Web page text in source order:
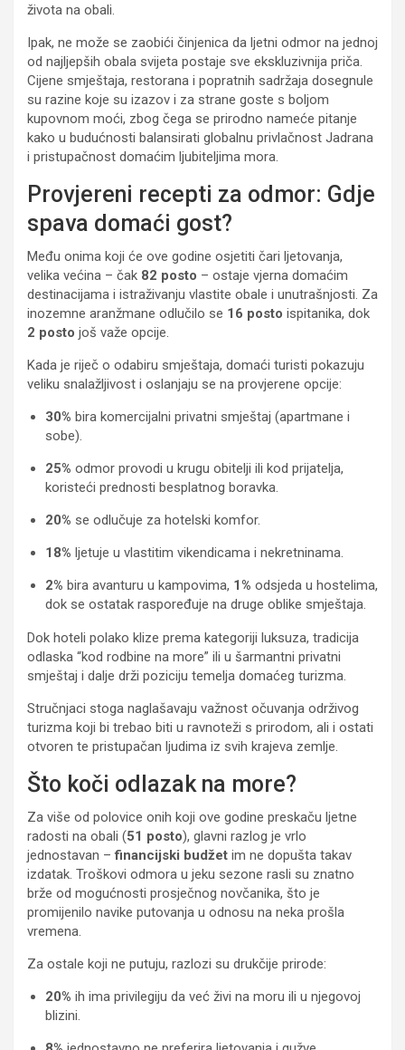
života na obali.
Ipak, ne može se zaobići činjenica da ljetni odmor na jednoj
od najljepših obala svijeta postaje sve ekskluzivnija priča.
Cijene smještaja, restorana i popratnih sadržaja dosegnule
su razine koje su izazov i za strane goste s boljom
kupovnom moći, zbog čega se prirodno nameće pitanje
kako u budućnosti balansirati globalnu privlačnost Jadrana
i pristupačnost domaćim ljubiteljima mora.
Provjereni recepti za odmor: Gdje
spava domaći gost?
Među onima koji će ove godine osjetiti čari ljetovanja,
velika većina – čak 82 posto – ostaje vjerna domaćim
destinacijama i istraživanju vlastite obale i unutrašnjosti. Za
inozemne aranžmane odlučilo se 16 posto ispitanika, dok
2 posto još važe opcije.
Kada je riječ o odabiru smještaja, domaći turisti pokazuju
veliku snalažljivost i oslanjaju se na provjerene opcije:
30% bira komercijalni privatni smještaj (apartmane i
sobe).
25% odmor provodi u krugu obitelji ili kod prijatelja,
koristeći prednosti besplatnog boravka.
20% se odlučuje za hotelski komfor.
18% ljetuje u vlastitim vikendicama i nekretninama.
2% bira avanturu u kampovima, 1% odsjeda u hostelima,
dok se ostatak raspoređuje na druge oblike smještaja.
Dok hoteli polako klize prema kategoriji luksuza, tradicija
odlaska “kod rodbine na more” ili u šarmantni privatni
smještaj i dalje drži poziciju temelja domaćeg turizma.
Stručnjaci stoga naglašavaju važnost očuvanja održivog
turizma koji bi trebao biti u ravnoteži s prirodom, ali i ostati
otvoren te pristupačan ljudima iz svih krajeva zemlje.
Što koči odlazak na more?
Za više od polovice onih koji ove godine preskaču ljetne
radosti na obali (51 posto), glavni razlog je vrlo
jednostavan –financijski budžet im ne dopušta takav
izdatak. Troškovi odmora u jeku sezone rasli su znatno
brže od mogućnosti prosječnog novčanika, što je
promijenilo navike putovanja u odnosu na neka prošla
vremena.
Za ostale koji ne putuju, razlozi su drukčije prirode:
20% ih ima privilegiju da već živi na moru ili u njegovoj
blizini.